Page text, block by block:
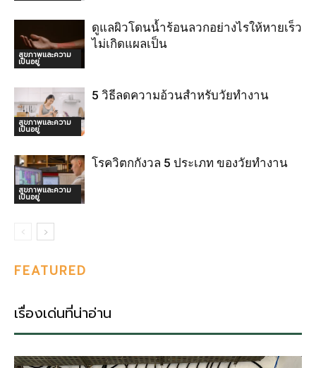
สุขภาพและความ
เป็นอยู่
ดูแลผิวโดนน้ำร้อนลวกอย่างไรให้หายเร็ว
ไม่เกิดแผลเป็น
สุขภาพและความ
เป็นอยู่
5 วิธีลดความอ้วนสำหรับวัยทำงาน
สุขภาพและความ
เป็นอยู่
โรควิตกกังวล 5 ประเภท ของวัยทำงาน
FEATURED
เรื่องเด่นที่น่าอ่าน